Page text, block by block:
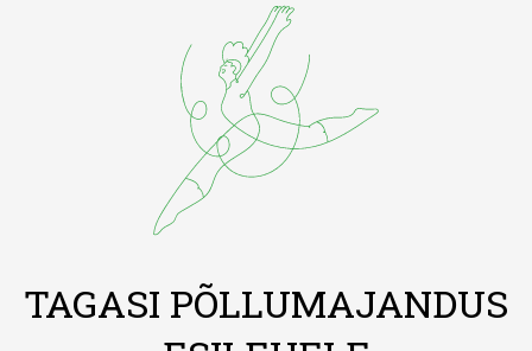
TAGASI PÕLLUMAJANDUS